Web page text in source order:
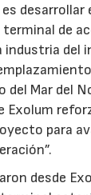
desarrollar
de
industria del
del Mar del
Exolum
para
desde